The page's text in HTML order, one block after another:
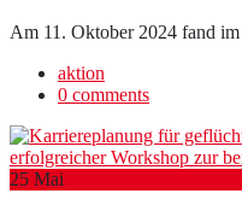
Am 11. Oktober 2024 fand
aktion
0 comments
25 Mai